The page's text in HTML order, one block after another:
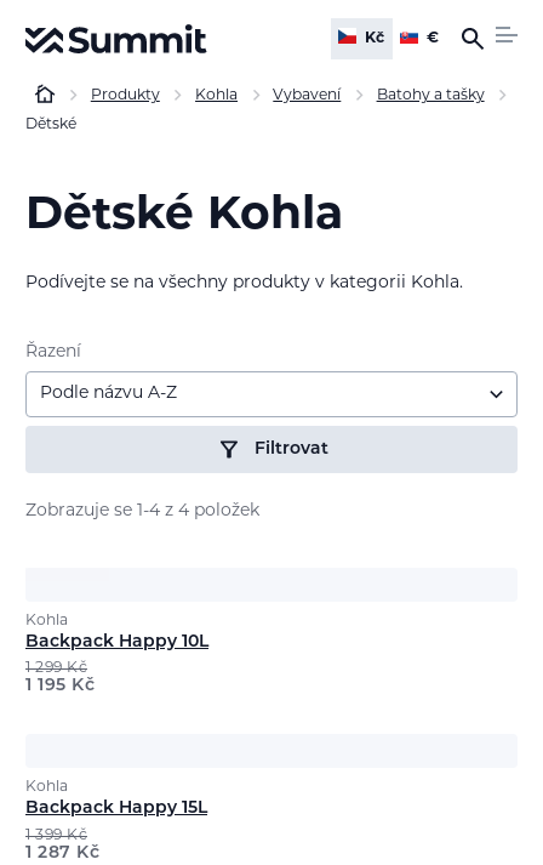
Kč €
Produkty Kohla Vybavení
Batohy a tašky
Dětské
Dětské Kohla
Podívejte se na všechny produkty v kategorii Kohla.
Řazení
Podle názvu A-Z
Filtrovat
Zobrazuje se 1-4 z 4 položek
Kohla
Backpack Happy 10L
1 299Kč
1 195 Kč
Kohla
Backpack Happy 15L
1 399Kč
1 287 Kč